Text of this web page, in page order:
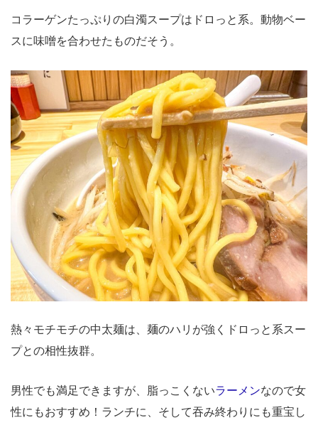
コラーゲンたっぷりの白濁スープはドロっと系。動物ベー
スに味噌を合わせたものだそう。
熱々モチモチの中太麺は、麺のハリが強くドロっと系スー
プとの相性抜群。
男性でも満足できますが、脂っこくないラーメンなので女
性にもおすすめ！ランチに、そして吞み終わりにも重宝し